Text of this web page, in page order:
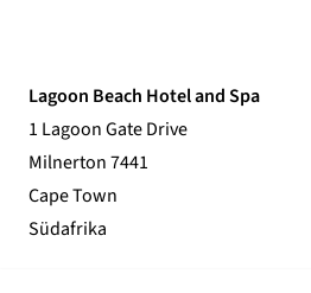
Lagoon Beach Hotel and Spa
1 Lagoon Gate Drive
Milnerton 7441
Cape Town
Südafrika